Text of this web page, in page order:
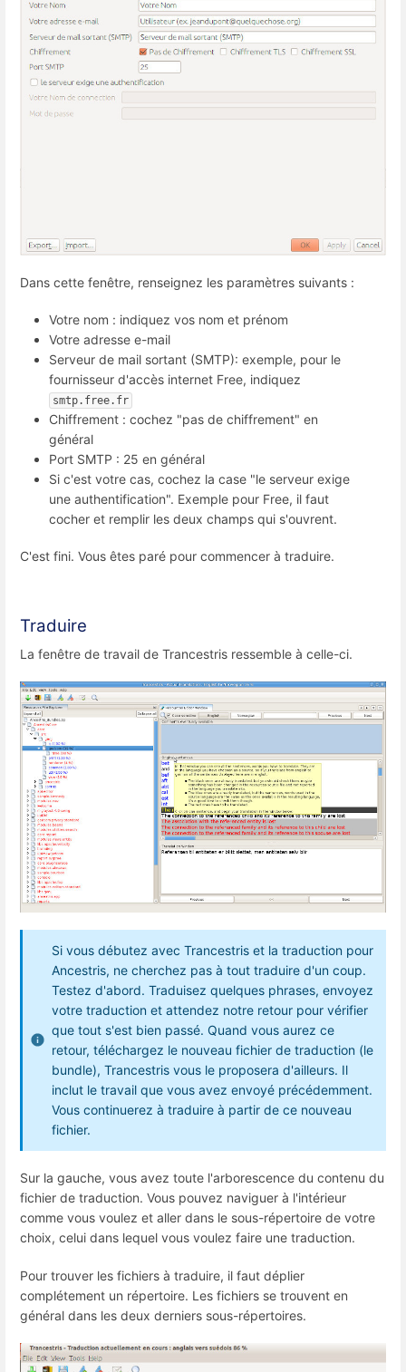
Dans cette fenêtre, renseignez les paramètres suivants :
Votre nom : indiquez vos nom et prénom
Votre adresse e-mail
Serveur de mail sortant (SMTP): exemple, pour le
fournisseur d'accès internet Free, indiquez
smtp.free.fr
Chiffrement : cochez "pas de chiffrement" en
général
Port SMTP : 25 en général
Si c'est votre cas, cochez la case "le serveur exige
une authentification". Exemple pour Free, il faut
cocher et remplir les deux champs qui s'ouvrent.
C'est fini. Vous êtes paré pour commencer à traduire.
Traduire
La fenêtre de travail de Trancestris ressemble à celle-ci.
Si vous débutez avec Trancestris et la traduction pour
Ancestris, ne cherchez pas à tout traduire d'un coup.
Testez d'abord. Traduisez quelques phrases, envoyez
votre traduction et attendez notre retour pour vérifier
que tout s'est bien passé. Quand vous aurez ce
retour, téléchargez le nouveau fichier de traduction (le
bundle), Trancestris vous le proposera d'ailleurs. Il
inclut le travail que vous avez envoyé précédemment.
Vous continuerez à traduire à partir de ce nouveau
fichier.
Sur la gauche, vous avez toute l'arborescence du contenu du
fichier de traduction. Vous pouvez naviguer à l'intérieur
comme vous voulez et aller dans le sous-répertoire de votre
choix, celui dans lequel vous voulez faire une traduction.
Pour trouver les fichiers à traduire, il faut déplier
complétement un répertoire. Les fichiers se trouvent en
général dans les deux derniers sous-répertoires.